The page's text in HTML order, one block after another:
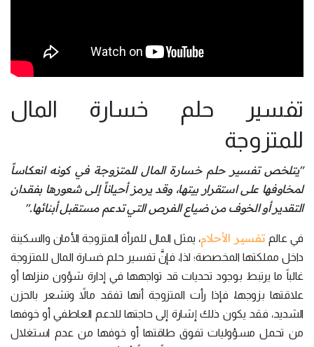
تفسير حلم خسارة المال
للمتزوجة
"يتلخص تفسير حلم خسارة المال للمتزوجة في كونه انعكاساً
لمخاوفها على استقرار بيتها، وقد يرمز أحياناً إلى شعورها بفقدان
التقدير أو الخوف من ضياع الفرص التي تدعم مستقبل أبنائها."
في عالم تفسير الأحلام، يمثل المال للمرأة المتزوجة الأمان والسكينة
داخل مملكتها المخصصة؛ لذا، فإنَّ تفسير حلم خسارة المال للمتزوجة
غالباً ما يرتبط بوجود تحديات قد تواجهها في إدارة شؤون منزلها أو
علاقتها بزوجها، فإذا رأت المتزوجة أنها تفقد مالاً وتشعر بالحزن
الشديد، فقد يكون ذلك إشارة إلى حاجتها للدعم العاطفي أو خوفها
من تحمل مسؤوليات تفوق طاقتها أو خوفها من عدم استغلال